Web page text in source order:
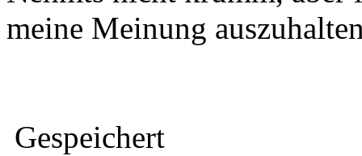
meine Meinung
Gespeichert